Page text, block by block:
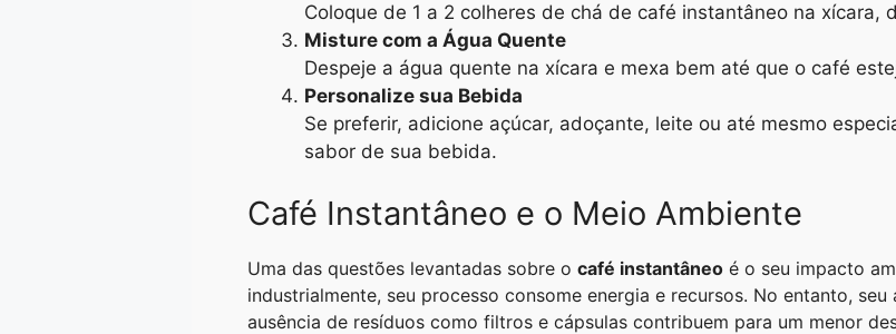
Coloque de 1 a 2 colheres de chá de café instantâneo na
Misture com a Água Quente
Despeje a água quente na xícara e mexa bem até que o café
Personalize sua Bebida
Se preferir, adicione açúcar, adoçante, leite ou até mesmo
sabor de sua bebida.
Café Instantâneo e o Meio Ambiente
Uma das questões levantadas sobre o café instantâneo é o seu impacto
industrialmente, seu processo consome energia e recursos. No entanto,
ausência de resíduos como filtros e cápsulas contribuem para um menor